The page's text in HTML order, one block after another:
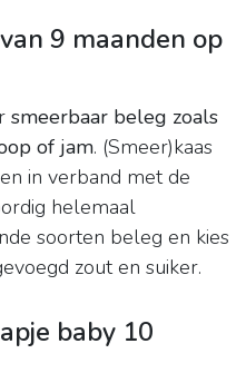
9 maanden op
smeerbaar beleg zoals
of jam. (Smeer)kaas
in verband met de
helemaal
soorten beleg en kies
zout en suiker.
baby 10